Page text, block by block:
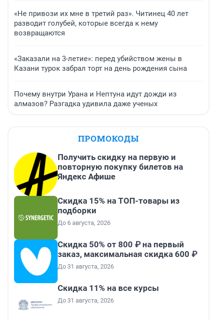
«Не привози их мне в третий раз». Читинец 40 лет
разводит голубей, которые всегда к нему
возвращаются
«Заказали на 3-летие»: перед убийством жены в
Казани турок забрал торт на день рождения сына
Почему внутри Урана и Нептуна идут дожди из
алмазов? Разгадка удивила даже ученых
ПРОМОКОДЫ
Получить скидку на первую и
повторную покупку билетов на
Яндекс Афише
Скидка 15% на ТОП-товары из
подборки
До 6 августа, 2026
Скидка 50% от 800 ₽ на первый
заказ, максимальная скидка 600 ₽
До 31 августа, 2026
Скидка 11% на все курсы
До 31 августа, 2026